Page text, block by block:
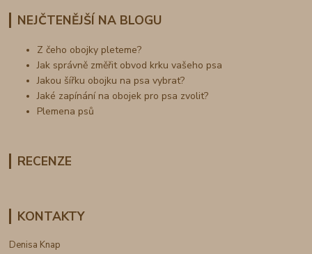
NEJČTENĚJŠÍ NA BLOGU
Z čeho obojky pleteme?
Jak správně změřit obvod krku vašeho psa
Jakou šířku obojku na psa vybrat?
Jaké zapínání na obojek pro psa zvolit?
Plemena psů
RECENZE
KONTAKTY
Denisa Knap